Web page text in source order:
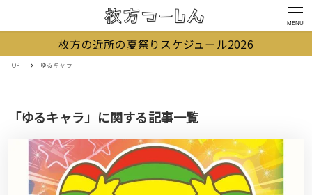
MENU
枚方の近所の夏祭りスケジュール2026
TOP ゆるキャラ
「ゆるキャラ」に関する記事一覧